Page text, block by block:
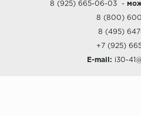
8 (925) 665-06-03-
8 (800)
8 (495)
+7 (925)
E-mail: i30-